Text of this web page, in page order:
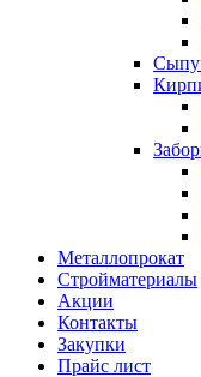
Металлопрокат
Стройматериалы
Акции
Контакты
Закупки
Прайс лист